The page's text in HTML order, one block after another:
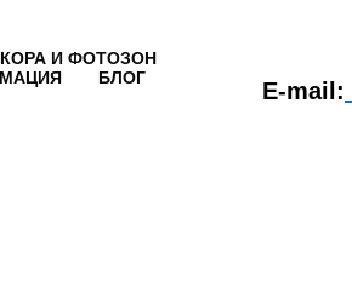
И ФОТОЗОН
БЛОГ
E-mail: